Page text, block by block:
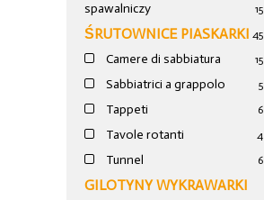
spawalniczy
15
ŚRUTOWNICE PIASKARKI 45
Camere di sabbiatura 15
Sabbiatrici a grappolo 5
Tappeti 6
Tavole rotanti 4
Tunnel 6
GILOTYNY WYKRAWARKI